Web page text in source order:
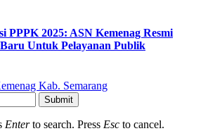
PPPK 2025: ASN Kemenag Resmi
Untuk Pelayanan Publik
Kab. Semarang
Submit
Enterto search. Press Esc to cancel.